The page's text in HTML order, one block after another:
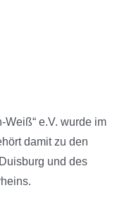
Weiß“ e.V. wurde im
damit zu den
und des